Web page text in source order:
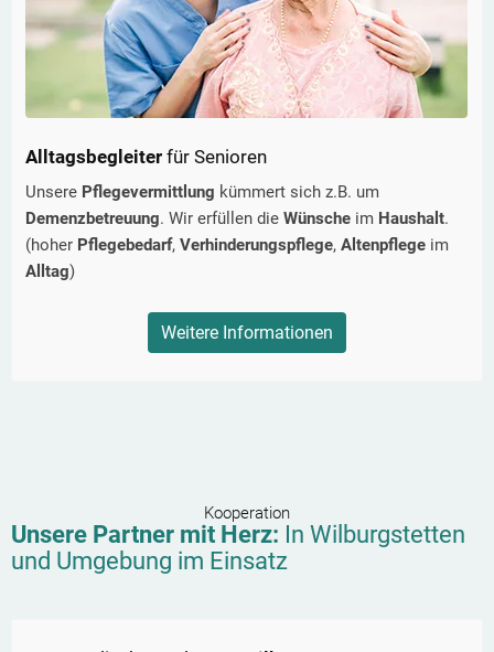
Alltagsbegleiter für Senioren
Unsere Pflegevermittlung kümmert sich z.B. um
Demenzbetreuung. Wir erfüllen die Wünsche im Haushalt.
(hoher Pflegebedarf, Verhinderungspflege, Altenpflege im
Alltag)
Weitere Informationen
Kooperation
Unsere Partner mit Herz: In Wilburgstetten
und Umgebung im Einsatz